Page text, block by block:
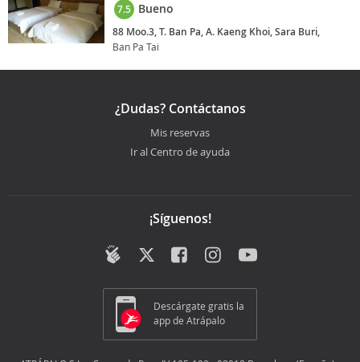
7.5 Bueno
88 Moo.3, T. Ban Pa, A. Kaeng Khoi, Sara Buri,
Ban Pa Tai
¿Dudas? Contáctanos
Mis reservas
Ir al Centro de ayuda
¡Síguenos!
Descárgate gratis la
app de Atrápalo